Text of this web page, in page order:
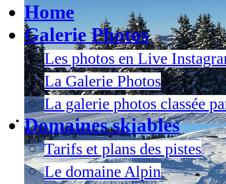
Home
Galerie Photos
Les photos en Live
La Galerie Photos
La galerie photos classée
Domaines skiables
Tarifs et plans des pistes
Le domaine Alpin